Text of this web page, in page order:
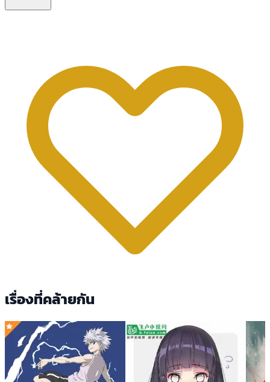
เรื่องที่คล้ายกัน